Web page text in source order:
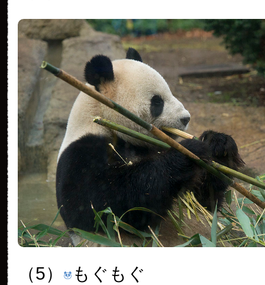
（5） もぐもぐ